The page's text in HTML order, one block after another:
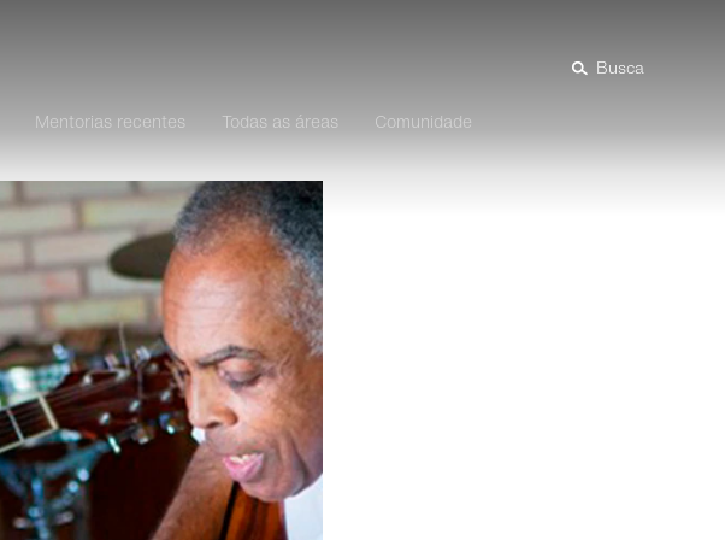
Busca
Mentorias recentes Todas as áreas Comunidade